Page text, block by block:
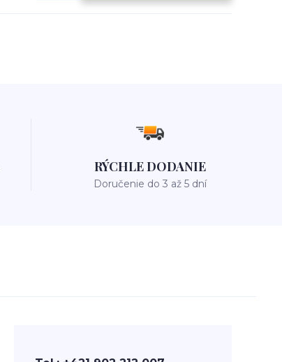
RÝCHLE DODANIE
Doručenie do 3 až 5 dní